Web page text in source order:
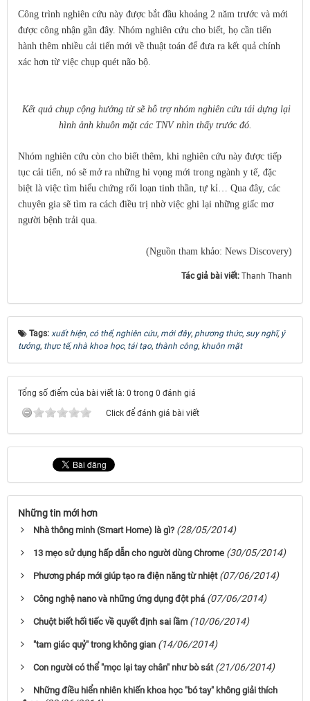
Công trình nghiên cứu này được bắt đầu khoảng 2 năm trước và mới
được công nhận gần đây. Nhóm nghiên cứu cho biết, họ cần tiến
hành thêm nhiều cải tiến mới về thuật toán để đưa ra kết quả chính
xác hơn từ việc chụp quét não bộ.
Kết quả chụp cộng hưởng từ sẽ hỗ trợ nhóm nghiên cứu tái dựng lại
hình ảnh khuôn mặt các TNV nhìn thấy trước đó.
Nhóm nghiên cứu còn cho biết thêm, khi nghiên cứu này được tiếp
tục cải tiến, nó sẽ mở ra những hi vọng mới trong ngành y tế, đặc
biệt là việc tìm hiểu chứng rối loạn tinh thần, tự kỉ… Qua đây, các
chuyên gia sẽ tìm ra cách điều trị nhờ việc ghi lại những giấc mơ
người bệnh trải qua.
(Nguồn tham khảo: News Discovery)
Tác giả bài viết: Thanh Thanh
Tags: xuất hiện, có thể, nghiên cứu, mới đây, phương thức, suy nghĩ, ý
tưởng, thực tế, nhà khoa học, tái tạo, thành công, khuôn mặt
Tổng số điểm của bài viết là: 0 trong 0 đánh giá
Click để đánh giá bài viết
Những tin mới hơn
Nhà thông minh (Smart Home) là gì? (28/05/2014)
13 mẹo sử dụng hấp dẫn cho người dùng Chrome (30/05/2014)
Phương pháp mới giúp tạo ra điện năng từ nhiệt (07/06/2014)
Công nghệ nano và những ứng dụng đột phá (07/06/2014)
Chuột biết hối tiếc về quyết định sai lầm (10/06/2014)
"tam giác quỷ" trong không gian (14/06/2014)
Con người có thể "mọc lại tay chân" như bò sát (21/06/2014)
Những điều hiển nhiên khiến khoa học "bó tay" không giải thích